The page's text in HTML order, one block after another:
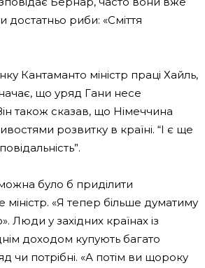
достатньо риби: «Сміття
Кантаманто міністр праці Хайль,
що уряд Гани несе
також сказав, що Німеччина
розвитку в країні. “І є ще
було б приділити
«Я тепер більше думатиму
Люди у західних країнах із
доходом купують багато
чи потрібні. «А потім ви щороку